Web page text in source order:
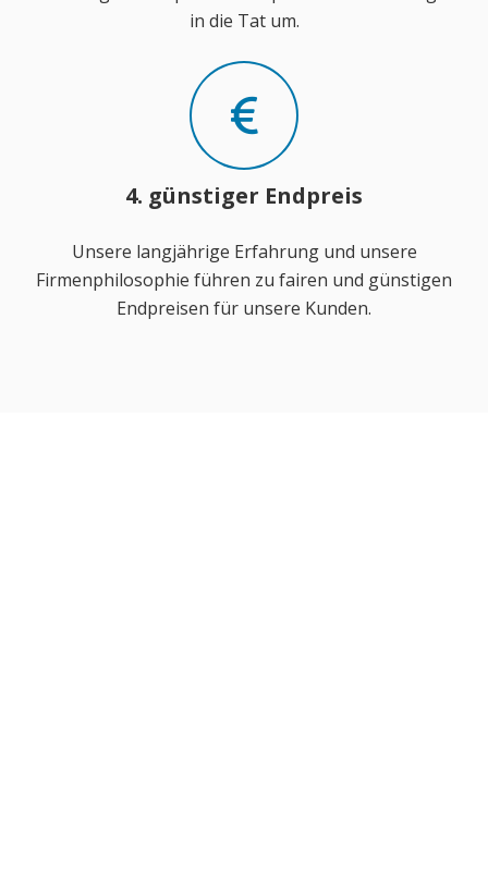
in die Tat um.
4. günstiger Endpreis
Unsere langjährige Erfahrung und unsere
Firmenphilosophie führen zu fairen und günstigen
Endpreisen für unsere Kunden.